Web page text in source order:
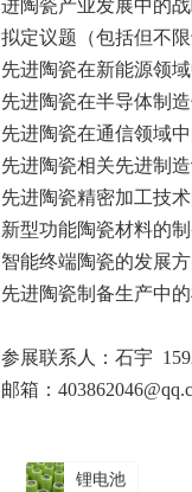
进陶瓷产业发展中的
拟定议题（包括但不限
先进陶瓷在新能源领
先进陶瓷在半导体制
先进陶瓷在通信领域
先进陶瓷相关先进制造
先进陶瓷精密加工技
新型功能陶瓷材料的制
智能终端陶瓷的发展
先进陶瓷制备生产中
参展联系人：石宇
邮箱：
锂电池